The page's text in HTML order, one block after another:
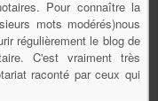
Pour connaître la
mots modérés)nous
régulièrement le blog de
C'est vraiment très
raconté par ceux qui